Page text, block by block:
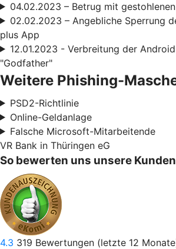
04.02.2023 – Betrug mit
02.02.2023 – Angebliche Sperrung
plus App
12.01.2023 - Verbreitung der
"Godfather"
Weitere Phishing-
PSD2-Richtlinie
Online-Geldanlage
Falsche Microsoft-Mitarbeitende
VR Bank in Thüringen eG
So bewerten uns unsere Kunden
4.3 319 Bewertungen (letzte 12